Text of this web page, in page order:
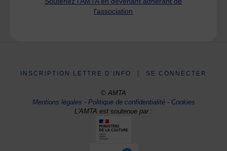
l'association
INSCRIPTION LETTRE D’INFO SE CONNECTER
© AMTA
Mentions légales -Politique de confidentialité- Cookies
L'AMTA est soutenue par :